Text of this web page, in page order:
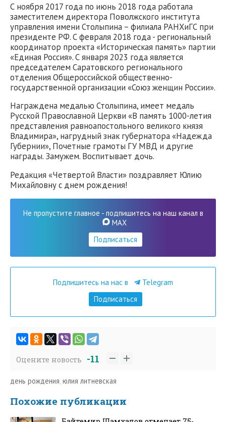
С ноября 2017 года по июнь 2018 года работала
заместителем директора Поволжского института
управления имени Столыпина – филиала РАНХиГС при
президенте РФ. С февраля 2018 года - региональный
координатор проекта «Историческая память» партии
«Единая Россия». С января 2023 года является
председателем Саратовского регионального
отделения Общероссийской общественно-
государственной организации «Союз женщин России».
Награждена медалью Столыпина, имеет медаль
Русской Православной Церкви «В память 1000-летия
представления равноапостольного великого князя
Владимира», нагрудный знак губернатора «Надежда
Губернии», Почетные грамоты ГУ МВД и другие
награды. Замужем. Воспитывает дочь.
Редакция «Четвертой Власти» поздравляет Юлию
Михайловну с днем рождения!
Не пропустите главное - подпишитесь на наш канал в
MAX
Подписаться
Подпишитесь на нас в
Telegram
Подписаться
Оцените новость -11
день рождения,юлия литневская
Похожие публикации